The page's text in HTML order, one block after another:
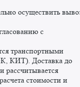
осуществить
с
транспортными
КИТ). Доставка до
рассчитывается
стоимости и